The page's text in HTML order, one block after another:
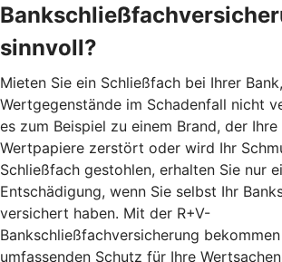
sinnvoll?
Mieten Sie ein Schließfach bei Ihrer
Wertgegenstände im Schadenfall nicht
es zum Beispiel zu einem Brand, der
Wertpapiere zerstört oder wird Ihr
Schließfach gestohlen, erhalten Sie nur
Entschädigung, wenn Sie selbst Ihr
versichert haben. Mit der R+V-
Bankschließfachversicherung
umfassenden Schutz für Ihre